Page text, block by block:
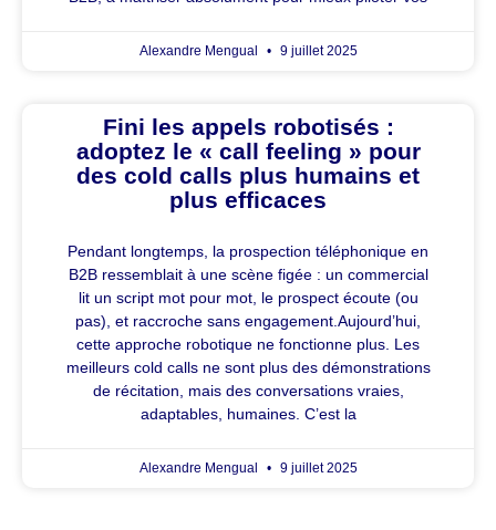
Alexandre Mengual 9 juillet 2025
Fini les appels robotisés :
adoptez le « call feeling » pour
des cold calls plus humains et
plus efficaces
Pendant longtemps, la prospection téléphonique en
B2B ressemblait à une scène figée : un commercial
lit un script mot pour mot, le prospect écoute (ou
pas), et raccroche sans engagement.Aujourd’hui,
cette approche robotique ne fonctionne plus. Les
meilleurs cold calls ne sont plus des démonstrations
de récitation, mais des conversations vraies,
adaptables, humaines. C’est la
Alexandre Mengual 9 juillet 2025